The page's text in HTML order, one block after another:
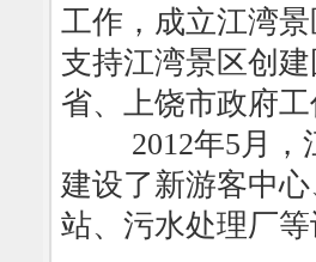
工作，成立江湾
支持江湾景区创
省、上饶市政
2012年5月，江
建设了新游客中
站、污水处理厂